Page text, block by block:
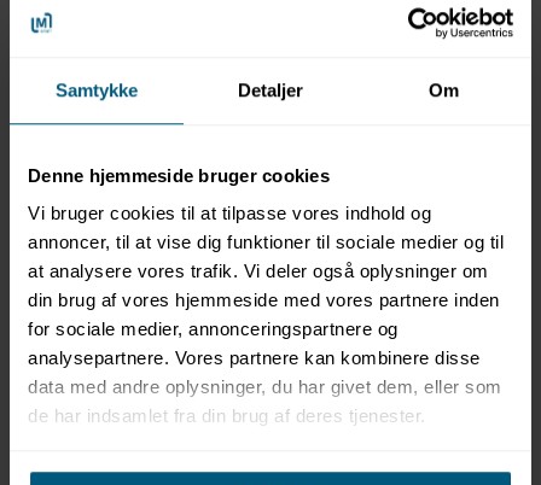
Samtykke Detaljer Om
Denne hjemmeside bruger cookies
Vi bruger cookies til at tilpasse vores indhold og
annoncer, til at vise dig funktioner til sociale medier og til
at analysere vores trafik. Vi deler også oplysninger om
din brug af vores hjemmeside med vores partnere inden
for sociale medier, annonceringspartnere og
analysepartnere. Vores partnere kan kombinere disse
data med andre oplysninger, du har givet dem, eller som
de har indsamlet fra din brug af deres tjenester.
Funktioner
Kategori: Saunaovn
Anvendelse: Finsk tørsauna
Design: Minimalistisk og moderne premiumdesign
Farver: Standard antracit finish eller Mat sort finish
Front: Børstet rustfrit stål med dekorliste i abachitræ
Konstruktion: Robust konstruktion i rustfrit stål
Materiale: Rustfrit stål i stenkurv og inderkappe
Luftsystem: Effektiv luftkonvektion for stabil
varmefordeling
Stenkapacitet: Ca. 60 kg saunasten
Stenkurv: Placeret over varmeelementer
Placering: Mulighed for installation foran glaspartier